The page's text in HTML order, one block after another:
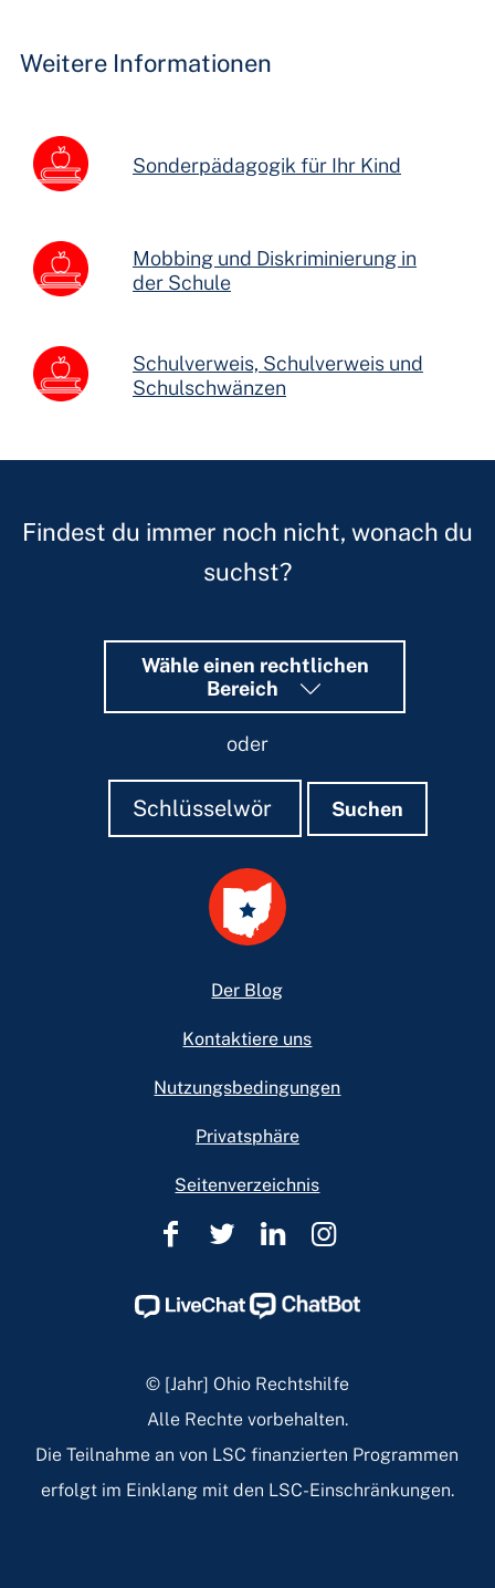
Weitere Informationen
Sonderpädagogik für Ihr Kind
Mobbing und Diskriminierung in
der Schule
Schulverweis, Schulverweis und
Schulschwänzen
Findest du immer noch nicht, wonach du
suchst?
Wähle einen rechtlichen
Bereich
oder
Suchen
Suchen Suchen
Der Blog
Kontaktiere uns
Nutzungsbedingungen
Privatsphäre
Seitenverzeichnis
Rechtshilfe
Ohio
Page
Rechtshilfe
Ohio
Page
Rechtshilfe
Ohio
Page
Rechtshilfe
Ohio
Page
© [Jahr] Ohio Rechtshilfe
Alle Rechte vorbehalten.
Die Teilnahme an von LSC finanzierten Programmen
erfolgt im Einklang mit den LSC-Einschränkungen.